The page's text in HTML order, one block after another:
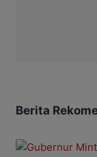
Berita